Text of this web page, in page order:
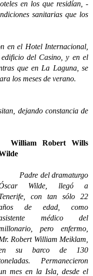
en los que residían, -
sanitarias que los
el Hotel Internacional,
del Casino, y en el
que en La Laguna, se
los meses de verano.
dejando constancia de
William Robert Wills
Padre del dramaturgo
Wilde, llegó a
con tan sólo 22
de edad, como
médico del
pero enfermo,
Robert William Meiklam,
su barco de 130
Permanecieron
mes en la Isla, desde el